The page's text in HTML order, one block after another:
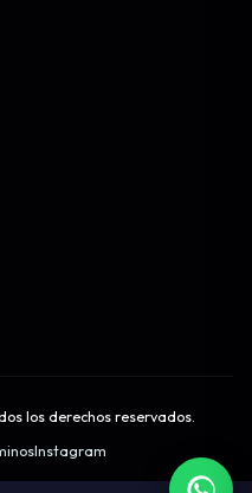
los derechos reservados.
Instagram